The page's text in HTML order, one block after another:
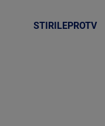
STIRILEPROTV